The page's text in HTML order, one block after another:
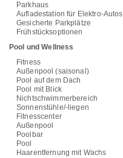
Parkhaus
Aufladestation für Elektro-Autos
Gesicherte Parkplätze
Frühstücksoptionen
Pool und Wellness
Fitness
Außenpool (saisonal)
Pool auf dem Dach
Pool mit Blick
Nichtschwimmerbereich
Sonnenstühle/-liegen
Fitnesscenter
Außenpool
Poolbar
Pool
Haarentfernung mit Wachs